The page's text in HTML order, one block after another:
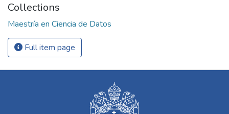
Collections
Maestría en Ciencia de Datos
Full item page